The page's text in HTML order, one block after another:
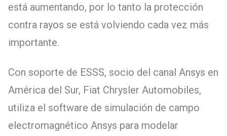
está aumentando, por lo tanto la protección
contra rayos se está volviendo cada vez más
importante.
Con soporte de ESSS, socio del canal Ansys en
América del Sur, Fiat Chrysler Automobiles,
utiliza el software de simulación de campo
electromagnético Ansys para modelar